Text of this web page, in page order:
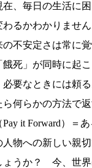
、毎日の生活に
るかわかりませ
不安定さは常に覚
餓死」が同時に起
要なときには頼
何らかの方法で
it Forward）＝
物への新しい親
ょうか？ 今、世